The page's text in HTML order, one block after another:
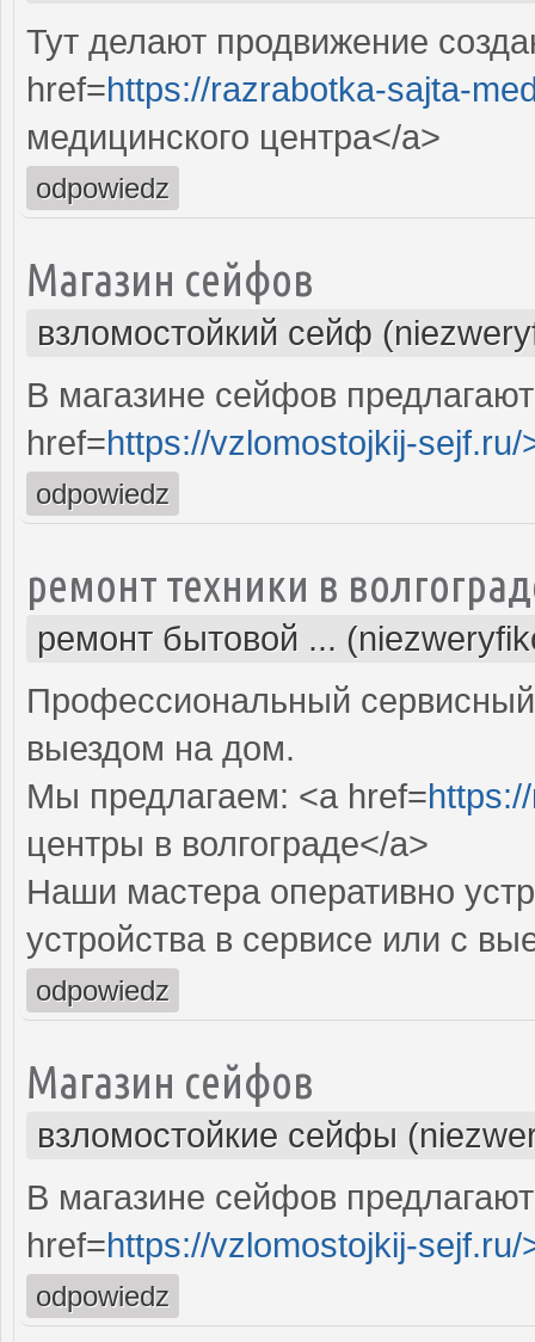
Тут делают продвижение
href=https://razrabotka-sajta-
медицинского центра</a>
odpowiedz
Магазин сейфов
взломостойкий сейф
В магазине сейфов
href=https://vzlomostojkij-sejf.ru/
odpowiedz
ремонт техники в
ремонт бытовой ...
Профессиональный
выездом на дом.
Мы предлагаем: <a href=
центры в волгограде</a>
Наши мастера оперативно
устройства в сервисе или с
odpowiedz
Магазин сейфов
взломостойкие сейфы
В магазине сейфов
href=https://vzlomostojkij-sejf.ru/
odpowiedz